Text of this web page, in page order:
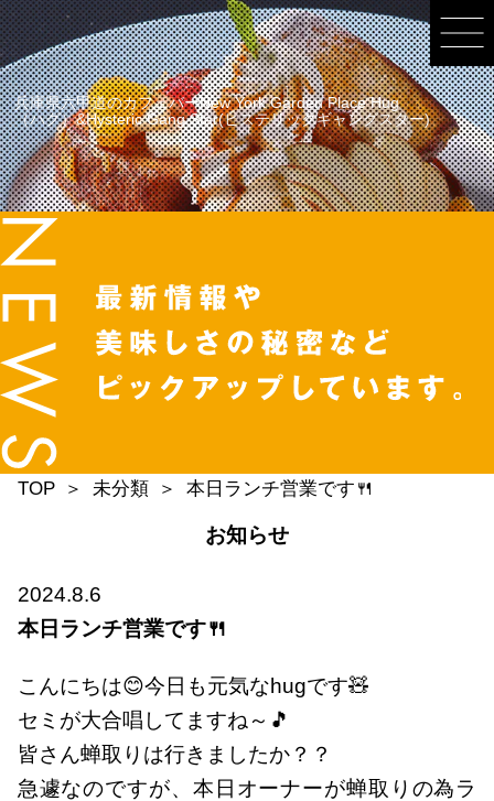
兵庫県六甲道のカフェバーNew York Garden Place Hug
（ハグ）&Hysteric Gang Star(ヒステリックギャングスター)
TOP 未分類 本日ランチ営業です🍴
お知らせ
2024.8.6
本日ランチ営業です🍴
こんにちは😊今日も元気なhugです🧸
セミが大合唱してますね～🎵
皆さん蝉取りは行きましたか？？
急遽なのですが、本日オーナーが蝉取りの為ラ